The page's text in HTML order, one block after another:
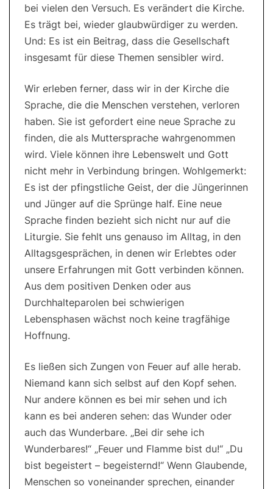
bei vielen den Versuch. Es verändert die Kirche.
Es trägt bei, wieder glaubwürdiger zu werden.
Und: Es ist ein Beitrag, dass die Gesellschaft
insgesamt für diese Themen sensibler wird.
Wir erleben ferner, dass wir in der Kirche die
Sprache, die die Menschen verstehen, verloren
haben. Sie ist gefordert eine neue Sprache zu
finden, die als Muttersprache wahrgenommen
wird. Viele können ihre Lebenswelt und Gott
nicht mehr in Verbindung bringen. Wohlgemerkt:
Es ist der pfingstliche Geist, der die Jüngerinnen
und Jünger auf die Sprünge half. Eine neue
Sprache finden bezieht sich nicht nur auf die
Liturgie. Sie fehlt uns genauso im Alltag, in den
Alltagsgesprächen, in denen wir Erlebtes oder
unsere Erfahrungen mit Gott verbinden können.
Aus dem positiven Denken oder aus
Durchhalteparolen bei schwierigen
Lebensphasen wächst noch keine tragfähige
Hoffnung.
Es ließen sich Zungen von Feuer auf alle herab.
Niemand kann sich selbst auf den Kopf sehen.
Nur andere können es bei mir sehen und ich
kann es bei anderen sehen: das Wunder oder
auch das Wunderbare. „Bei dir sehe ich
Wunderbares!“ „Feuer und Flamme bist du!“ „Du
bist begeistert – begeisternd!“ Wenn Glaubende,
Menschen so voneinander sprechen, einander